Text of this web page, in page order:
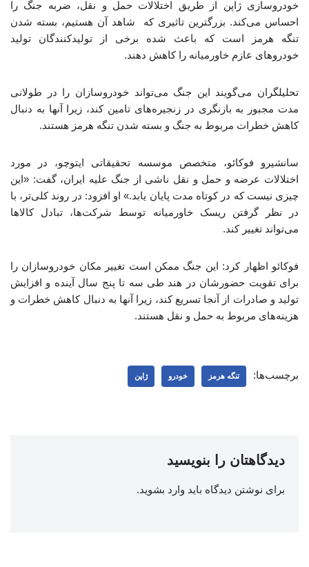
خودروسازی ژاپن از طریق اختلالات حمل و نقل، ضربه جنگ را
احساس می‌کند. بزرگترین تاثیری که شاهد آن هستیم، بسته شدن
تنگه هرمز است که باعث شده برخی از تولیدکنندگان تولید
خودروهای عازم خاورمیانه را کاهش دهند.
تحلیلگران می‌گویند این جنگ می‌تواند خودروسازان را در طولانی
مدت مجبور به بازنگری در زنجیره‌های تامین کند، زیرا آنها به دنبال
کاهش خطرات مربوط به جنگ و بسته شدن تنگه هرمز هستند.
سانشیرو فوکائو، متخصص موسسه تحقیقاتی ایتوچو، در مورد
اختلالات عرضه و حمل و نقل ناشی از جنگ علیه ایران، گفت: «این
چیزی نیست که در کوتاه مدت پایان یابد.» او افزود: در روند کلی‌تر، با
در نظر گرفتن ریسک خاورمیانه توسط شرکت‌ها، تبادل کالاها
می‌تواند تغییر کند.
فوکائو اظهار کرد: این جنگ ممکن است تغییر مکان خودروسازان را
برای تقویت حضورشان در هند طی سه تا پنج سال آینده و افزایش
تولید و صادرات از آنجا تسریع کند، زیرا آنها به دنبال کاهش خطرات و
هزینه‌های مربوط به حمل و نقل هستند.
برچسب‌ها: تنگه هرمز خودرو ژاپن
دیدگاهتان را بنویسید
برای نوشتن دیدگاه باید وارد بشوید.